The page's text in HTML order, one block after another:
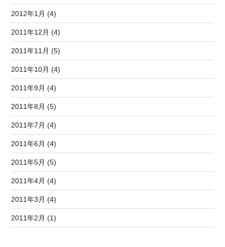
2012年1月 (4)
2011年12月 (4)
2011年11月 (5)
2011年10月 (4)
2011年9月 (4)
2011年8月 (5)
2011年7月 (4)
2011年6月 (4)
2011年5月 (5)
2011年4月 (4)
2011年3月 (4)
2011年2月 (1)